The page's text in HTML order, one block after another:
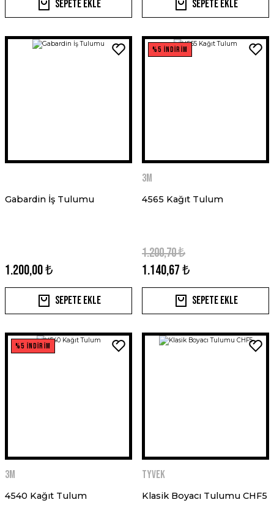
Sepete Ekle Sepete Ekle
Gabardin İş Tulumu
1.200,00 ₺
Sepete Ekle
%5 İNDİRİM
3M
4565 Kağıt Tulum
1.140,67 ₺
1.200,70 ₺
Sepete Ekle
%5 İNDİRİM
3M
4540 Kağıt Tulum
TYVEK
Klasik Boyacı Tulumu CHF5